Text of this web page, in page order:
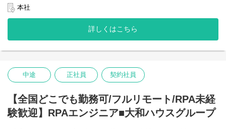
業務ヒアリング、要件定義、基本設計、詳細設計、実装、テス
ト、リリースまで開発作業を一気通貫で担当していただきます。
環境の運用・保守までをお任せします。
使用ツール：
-UiPath
-AI-OCR/DX Suite
-MySQL など
【将来的に】要件定義から設計、運用まで全般を行い、早い段階
で技術スペシャリストとして、技術面からメンバーを引っ張って
いただく役割を期待しています。
会社としてDX推進を進める中、AIを使って新たな価値を生む仕
す！
＜クライアントは大和ハウスグループ全体＞
大和ハウスグループ480社、グループ従業員数(正社員のみ)48,831
全てに関わるシステムを担っています。
出資は大和ハウス本体になりますが、売上好調かつDX推進の優先
度が高いため、
本社
詳しくはこちら
中途 正社員 契約社員
【全国どこでも勤務可/フルリモート/RPA未経
験歓迎】RPAエンジニア■大和ハウスグループ